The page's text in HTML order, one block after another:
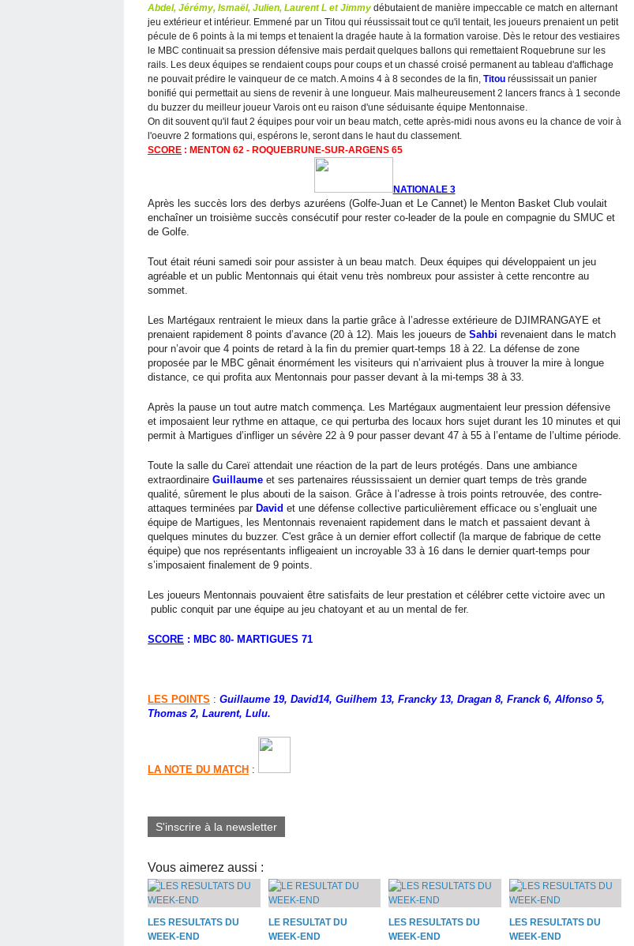
Abdel, Jérémy, Ismaël, Julien, Laurent L et Jimmy débutaient de manière impeccable ce match en alternant
jeu extérieur et intérieur. Emmené par un Titou qui réussissait tout ce qu'il tentait, les joueurs prenaient un petit
pécule de 6 points à la mi temps et tenaient la dragée haute à la formation varoise. Dès le retour des vestiaires
le MBC continuait sa pression défensive mais perdait quelques ballons qui remettaient Roquebrune sur les
rails. Les deux équipes se rendaient coups pour coups et un chassé croisé permanent au tableau d'affichage
ne pouvait prédire le vainqueur de ce match. A moins 4 à 8 secondes de la fin, Titou réussissait un panier
bonifié qui permettait au siens de revenir à une longueur. Mais malheureusement 2 lancers francs à 1 seconde
du buzzer du meilleur joueur Varois ont eu raison d'une séduisante équipe Mentonnaise.
On dit souvent qu'il faut 2 équipes pour voir un beau match, cette après-midi nous avons eu la chance de voir à
l'oeuvre 2 formations qui, espérons le, seront dans le haut du classement.
SCORE : MENTON 62 - ROQUEBRUNE-SUR-ARGENS 65
NATIONALE 3
Après les succès lors des derbys azuréens (Golfe-Juan et Le Cannet) le Menton Basket Club voulait
enchaîner un troisième succès consécutif pour rester co-leader de la poule en compagnie du SMUC et
de Golfe.
Tout était réuni samedi soir pour assister à un beau match. Deux équipes qui développaient un jeu
agréable et un public Mentonnais qui était venu très nombreux pour assister à cette rencontre au
sommet.
Les Martégaux rentraient le mieux dans la partie grâce à l’adresse extérieure de DJIMRANGAYE et
prenaient rapidement 8 points d’avance (20 à 12). Mais les joueurs de Sahbi revenaient dans le match
pour n’avoir que 4 points de retard à la fin du premier quart-temps 18 à 22. La défense de zone
proposée par le MBC gênait énormément les visiteurs qui n’arrivaient plus à trouver la mire à longue
distance, ce qui profita aux Mentonnais pour passer devant à la mi-temps 38 à 33.
Après la pause un tout autre match commença. Les Martégaux augmentaient leur pression défensive
et imposaient leur rythme en attaque, ce qui perturba des locaux hors sujet durant les 10 minutes et qui
permit à Martigues d’infliger un sévère 22 à 9 pour passer devant 47 à 55 à l’entame de l’ultime période.
Toute la salle du Careï attendait une réaction de la part de leurs protégés. Dans une ambiance
extraordinaire Guillaume et ses partenaires réussissaient un dernier quart temps de très grande
qualité, sûrement le plus abouti de la saison. Grâce à l’adresse à trois points retrouvée, des contre-
attaques terminées par David et une défense collective particulièrement efficace ou s’engluait une
équipe de Martigues, les Mentonnais revenaient rapidement dans le match et passaient devant à
quelques minutes du buzzer. C'est grâce à un dernier effort collectif (la marque de fabrique de cette
équipe) que nos représentants infligeaient un incroyable 33 à 16 dans le dernier quart-temps pour
s’imposaient finalement de 9 points.
Les joueurs Mentonnais pouvaient être satisfaits de leur prestation et célébrer cette victoire avec un
public conquit par une équipe au jeu chatoyant et au un mental de fer.
SCORE : MBC 80- MARTIGUES 71
LES POINTS : Guillaume 19, David14, Guilhem 13, Francky 13, Dragan 8, Franck 6, Alfonso 5,
Thomas 2, Laurent, Lulu.
LA NOTE DU MATCH :
S'inscrire à la newsletter
Vous aimerez aussi :
LES RESULTATS DU
WEEK-END
LE RESULTAT DU
WEEK-END
LES RESULTATS DU
WEEK-END
LES RESULTATS DU
WEEK-END